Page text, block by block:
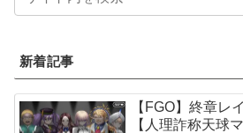
新着記事
【FGO】終章レ
【人理詐称天球